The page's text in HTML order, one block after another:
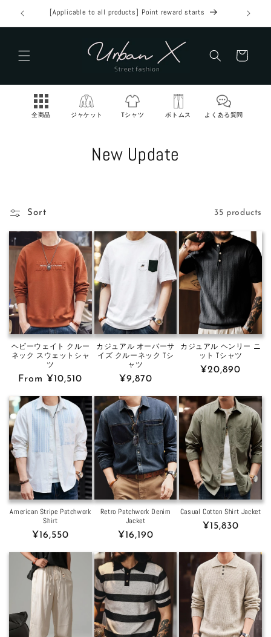
content
Free shipping for 2 items! 10% off all items for 3 items!
Cart
全商品 ジャケット Tシャツ ボトムス よくある質問
C
e
c
t
i
o
New Update
Sort 35 products
ヘビーウェイト クルー
ネック スウェットシャ
ツ
Regular
From ¥10,510
カジュアル オーバーサ
イズ クルーネック Tシ
ャツ
Regular
¥9,870
カジュアル ヘンリー ニ
ット Tシャツ
Regular
¥20,890
American Stripe Patchwork
Shirt
Regular
¥16,550
Retro Patchwork Denim
Jacket
Regular
¥16,190
Casual Cotton Shirt Jacket
Regular
¥15,830